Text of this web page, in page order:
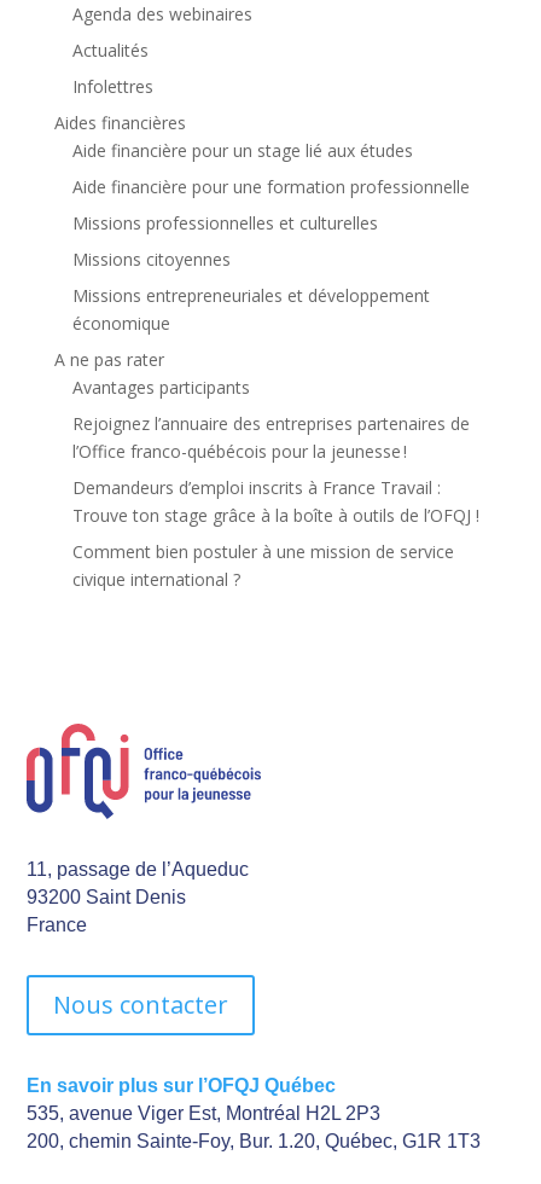
Agenda des webinaires
Actualités
Infolettres
Aides financières
Aide financière pour un stage lié aux études
Aide financière pour une formation professionnelle
Missions professionnelles et culturelles
Missions citoyennes
Missions entrepreneuriales et développement
économique
A ne pas rater
Avantages participants
Rejoignez l’annuaire des entreprises partenaires de
l’Office franco-québécois pour la jeunesse !
Demandeurs d’emploi inscrits à France Travail :
Trouve ton stage grâce à la boîte à outils de l’OFQJ !
Comment bien postuler à une mission de service
civique international ?
11, passage de l’Aqueduc
93200 Saint Denis
France
Nous contacter
En savoir plus sur l’OFQJ Québec
535, avenue Viger Est, Montréal H2L 2P3
200, chemin Sainte-Foy, Bur. 1.20, Québec, G1R 1T3